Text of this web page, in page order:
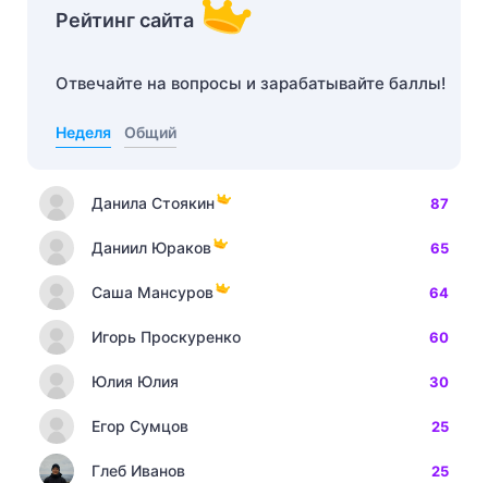
Рейтинг сайта
Отвечайте на вопросы и зарабатывайте баллы!
Неделя Общий
Данила Стоякин 87
Даниил Юраков 65
Саша Мансуров 64
Игорь Проскуренко 60
Юлия Юлия 30
Егор Сумцов 25
Глеб Иванов 25